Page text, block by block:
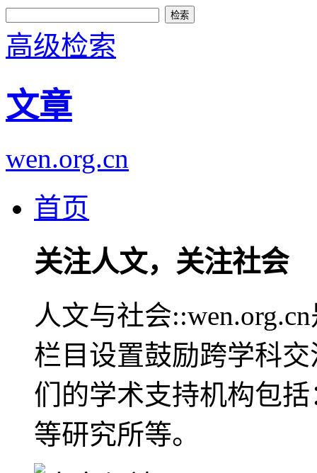
高级检索
文章
wen.org.cn
首页
关注人文，关注社会
人文与社会
栏目设置鼓励跨学科
们的学术支持机构包
等研究所等。